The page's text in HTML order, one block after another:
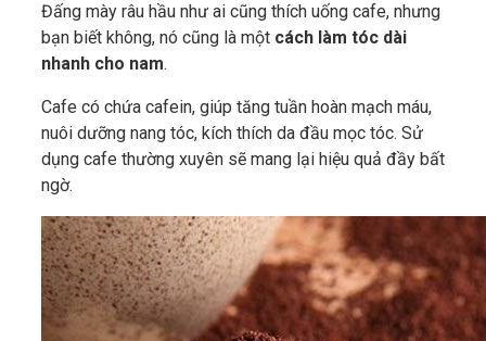
Đấng mày râu hầu như ai cũng thích uống cafe, nhưng
bạn biết không, nó cũng là một cách làm tóc dài
nhanh cho nam.
Cafe có chứa cafein, giúp tăng tuần hoàn mạch máu,
nuôi dưỡng nang tóc, kích thích da đầu mọc tóc. Sử
dụng cafe thường xuyên sẽ mang lại hiệu quả đầy bất
ngờ.